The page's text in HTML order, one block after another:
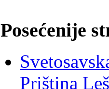
Posećenije
Priština